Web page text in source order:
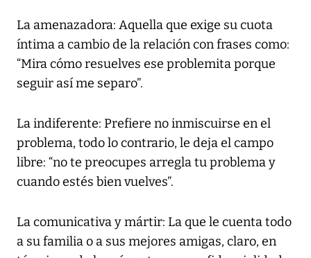
La amenazadora: Aquella que exige su cuota
íntima a cambio de la relación con frases como:
“Mira cómo resuelves ese problemita porque
seguir así me separo”.
La indiferente: Prefiere no inmiscuirse en el
problema, todo lo contrario, le deja el campo
libre: “no te preocupes arregla tu problema y
cuando estés bien vuelves”.
La comunicativa y mártir: La que le cuenta todo
a su familia o a sus mejores amigas, claro, en